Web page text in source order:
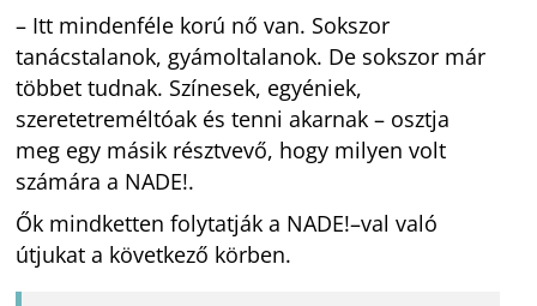
– Itt mindenféle korú nő van. Sokszor
tanácstalanok, gyámoltalanok. De sokszor már
többet tudnak. Színesek, egyéniek,
szeretetreméltóak és tenni akarnak – osztja
meg egy másik résztvevő, hogy milyen volt
számára a NADE!.
Ők mindketten folytatják a NADE!–val való
útjukat a következő körben.